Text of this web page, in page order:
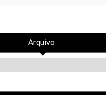
Arquivo